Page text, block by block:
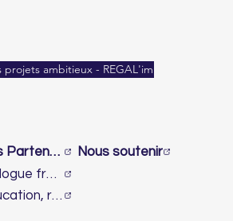
ambitieux - REGAL'im
Nos Partenaires
Nous soutenir
Dialogue franco-israélien et lutte contre l’antisémitisme
Éducation, recherche & innovation